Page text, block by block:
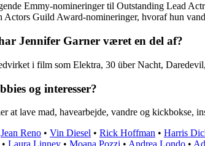
Emmy-nomineringer til Outstanding Lead
Actors Guild Award-nomineringer, hvoraf hun
Jennifer Garner været en del af?
i film som Elektra, 30 über Nacht,
og interesser?
at lave mad, havearbejde, vandre og kickbokse,
Jean Reno • Vin Diesel • Rick Hoffman • Harris